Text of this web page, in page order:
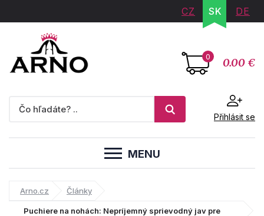
CZ SK DE
0 0.00 €
Přihlásit se
MENU
Arno.cz Články
Puchiere na nohách: Nepríjemný sprievodný jav pre